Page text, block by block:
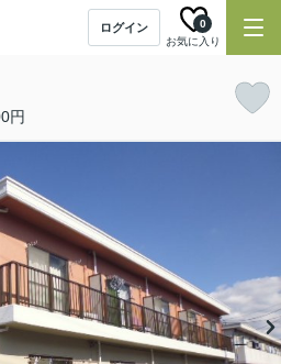
ログイン
お気に入り
0
円